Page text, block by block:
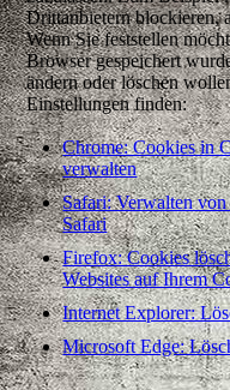
Drittanbietern blockieren,
Wenn Sie feststellen
Browser gespeichert
ändern oder löschen
Einstellungen finden:
Chrome: Cookies in
verwalten
Safari: Verwalten
Safari
Firefox: Cookies
Websites auf Ihrem
Internet Explorer:
Microsoft Edge: